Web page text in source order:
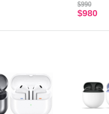
$990
$980